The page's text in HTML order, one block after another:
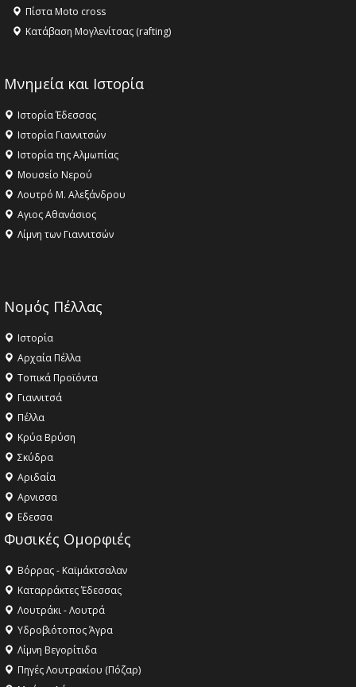
Πίστα Moto cross
Κατάβαση Μογλενίτσας (rafting)
Μνημεία και Ιστορία
Ιστορία Έδεσσας
Ιστορία Γιαννιτσών
Ιστορία της Αλμωπίας
Μουσείο Νερού
Λουτρό Μ. Αλεξάνδρου
Αγιος Αθανάσιος
Λίμνη των Γιαννιτσών
Νομός Πέλλας
Ιστορία
Αρχαία Πέλλα
Τοπικά Προϊόντα
Γιαννιτσά
Πέλλα
Κρύα Βρύση
Σκύδρα
Αριδαία
Aρνισσα
Eδεσσα
Φυσικές Ομορφιές
Βόρρας - Καϊμάκτσαλαν
Καταρράκτες Έδεσσας
Λουτράκι - Λουτρά
Υδροβιότοπος Άγρα
Λίμνη Βεγορίτιδα
Πηγές Λουτρακίου (Πόζαρ)